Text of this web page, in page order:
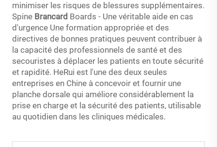
minimiser les risques de blessures supplémentaires.
Spine Brancard Boards - Une véritable aide en cas
d'urgence Une formation appropriée et des
directives de bonnes pratiques peuvent contribuer à
la capacité des professionnels de santé et des
secouristes à déplacer les patients en toute sécurité
et rapidité. HeRui est l'une des deux seules
entreprises en Chine à concevoir et fournir une
planche dorsale qui améliore considérablement la
prise en charge et la sécurité des patients, utilisable
au quotidien dans les cliniques médicales.